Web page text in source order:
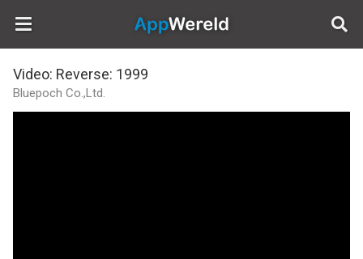
AppWereld
Video: Reverse: 1999
Bluepoch Co.,Ltd.